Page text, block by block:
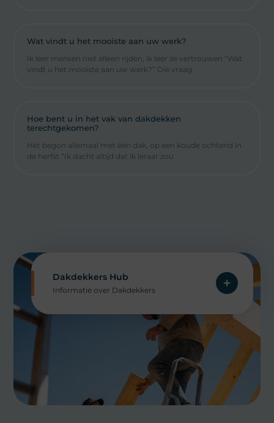
Wat vindt u het mooiste aan uw werk?
Ik leer mensen niet alleen rijden, ik leer ze vertrouwen “Wat
vindt u het mooiste aan uw werk?” Die vraag
Hoe bent u in het vak van dakdekken
terechtgekomen?
Het begon allemaal met één dak, op een koude ochtend in
de herfst “Ik dacht altijd dat ik leraar zou
Dakdekkers Hub
Informatie over Dakdekkers